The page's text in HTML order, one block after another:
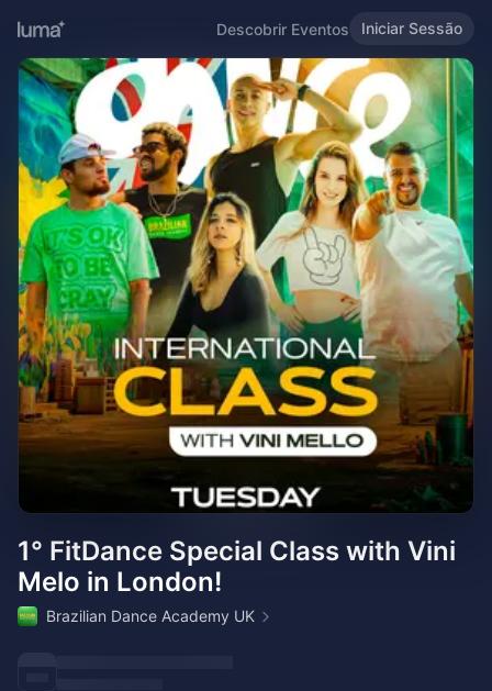
Descobrir Eventos Iniciar Sessão
1° FitDance Special Class with Vini
Melo in London!
Brazilian Dance Academy UK